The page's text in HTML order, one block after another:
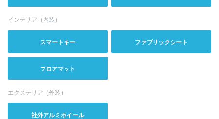
インテリア（内装）
スマートキー ファブリックシート
フロアマット
エクステリア（外装）
社外アルミホイール